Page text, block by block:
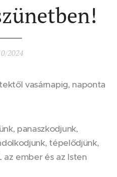
2024
vasárnapig, naponta
panaszkodjunk,
tépelődjünk,
az ember és az Isten